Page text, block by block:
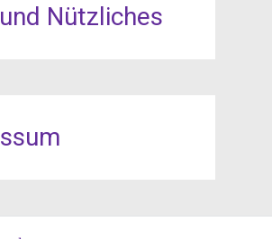
Nützliches